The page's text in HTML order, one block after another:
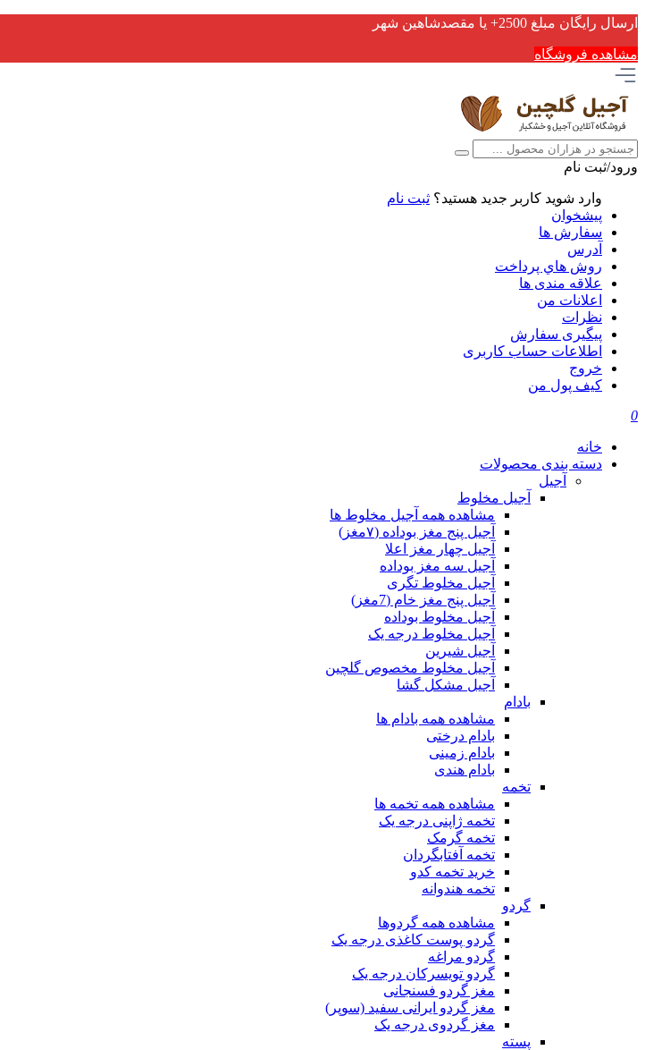
ارسال رایگان مبلغ 2500+ یا مقصدشاهین شهر
مشاهده فروشگاه
ورود/ثبت نام
وارد شوید کاربر جدید هستید؟ ثبت نام
پیشخوان
سفارش ها
آدرس
روش هاي پرداخت
علاقه مندی ها
اعلانات من
نظرات
پیگیری سفارش
اطلاعات حساب كاربری
خروج
کیف پول من
0
خانه
دسته بندی محصولات
آجیل
آجیل مخلوط
مشاهده همه آجیل مخلوط ها
آجیل پنج مغز بوداده (۷مغز)
آجیل چهار مغز اعلا
آجیل سه مغز بوداده
آجیل مخلوط تگری
آجیل پنج مغز خام (7مغز)
آجیل مخلوط بوداده
آجیل مخلوط درجه یک
آجیل شیرین
آجیل مخلوط مخصوص گلچین
آجیل مشکل گشا
بادام
مشاهده همه بادام ها
بادام درختی
بادام زمینی
بادام هندی
تخمه
مشاهده همه تخمه ها
تخمه ژاپنی درجه یک
تخمه گرمک
تخمه آفتابگردان
خرید تخمه کدو
تخمه هندوانه
گردو
مشاهده همه گردوها
گردو پوست کاغذی درجه یک
گردو مراغه
گردو تویسرکان درجه یک
مغز گردو فسنجانی
مغز گردو ایرانی سفید (سوپر)
مغز گردوی درجه یک
پسته